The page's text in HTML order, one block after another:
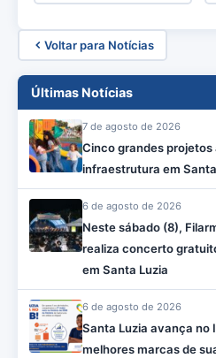
Voltar para Notícias
Últimas Notícias
7 de agosto de 2026
Cinco grandes
infraestrutura em
6 de agosto de 2026
Neste sábado (8),
realiza concerto
em Santa Luzia
6 de agosto de 2026
Santa Luzia avança no
melhores marcas de